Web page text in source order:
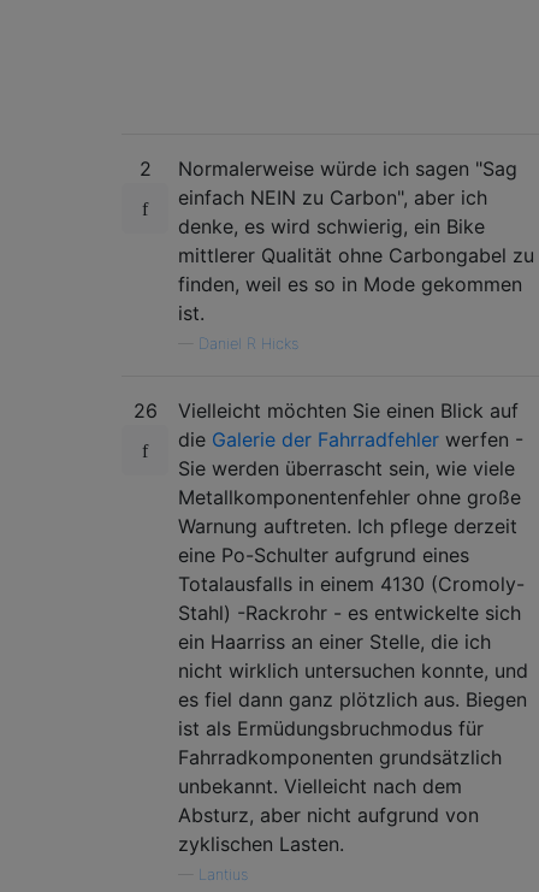
2
Normalerweise würde ich sagen "Sag
einfach NEIN zu Carbon", aber ich
denke, es wird schwierig, ein Bike
mittlerer Qualität ohne Carbongabel zu
finden, weil es so in Mode gekommen
ist.
Daniel R Hicks
26
Vielleicht möchten Sie einen Blick auf
die Galerie der Fahrradfehler werfen -
Sie werden überrascht sein, wie viele
Metallkomponentenfehler ohne große
Warnung auftreten. Ich pflege derzeit
eine Po-Schulter aufgrund eines
Totalausfalls in einem 4130 (Cromoly-
Stahl) -Rackrohr - es entwickelte sich
ein Haarriss an einer Stelle, die ich
nicht wirklich untersuchen konnte, und
es fiel dann ganz plötzlich aus. Biegen
ist als Ermüdungsbruchmodus für
Fahrradkomponenten grundsätzlich
unbekannt. Vielleicht nach dem
Absturz, aber nicht aufgrund von
zyklischen Lasten.
Lantius